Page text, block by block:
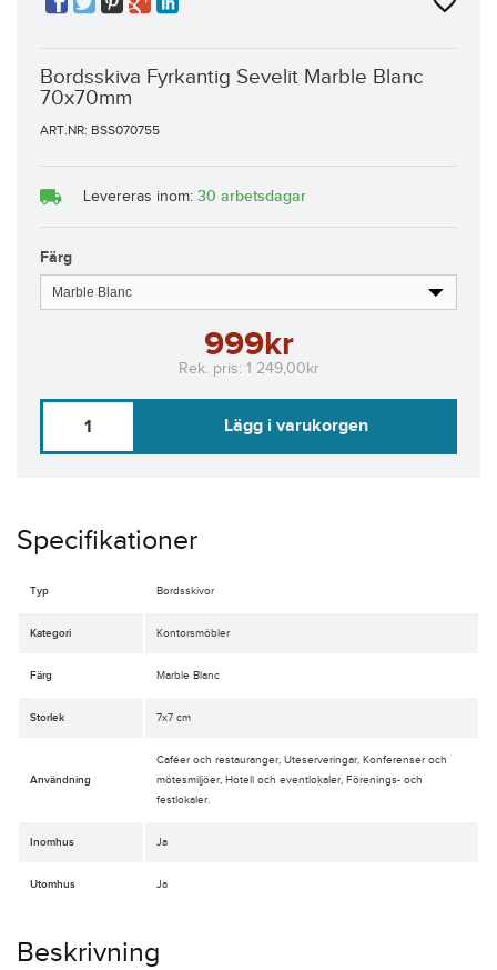
Bordsskiva Fyrkantig Sevelit Marble Blanc
70x70mm
ART.NR: BSS070755
Levereras inom: 30 arbetsdagar
Färg
999kr
Rek. pris: 1 249,00kr
Lägg i varukorgen
Specifikationer
Typ Bordsskivor
Kategori Kontorsmöbler
Färg Marble Blanc
Storlek 7x7 cm
Användning
Caféer och restauranger, Uteserveringar, Konferenser och
mötesmiljöer, Hotell och eventlokaler, Förenings- och
festlokaler.
Inomhus Ja
Utomhus Ja
Beskrivning